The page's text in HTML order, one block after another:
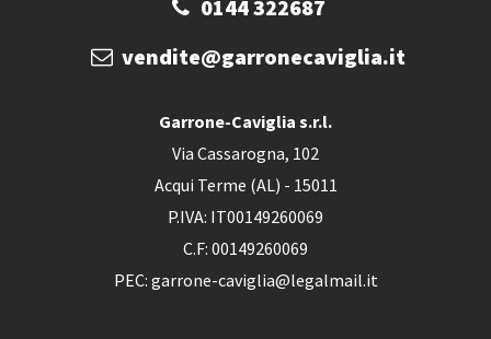
0144 322687
vendite@garronecaviglia.it
Garrone-Caviglia s.r.l.
Via Cassarogna, 102
Acqui Terme (AL) - 15011
P.IVA: IT00149260069
C.F: 00149260069
PEC: garrone-caviglia@legalmail.it